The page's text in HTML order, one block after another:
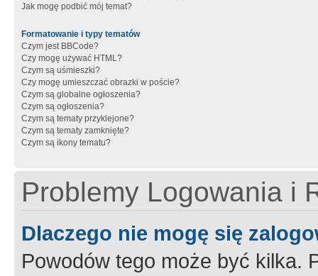
Jak mogę podbić mój temat?
Formatowanie i typy tematów
Czym jest BBCode?
Czy mogę używać HTML?
Czym są uśmieszki?
Czy mogę umieszczać obrazki w poście?
Czym są globalne ogłoszenia?
Czym są ogłoszenia?
Czym są tematy przyklejone?
Czym są tematy zamknięte?
Czym są ikony tematu?
Problemy Logowania i
Dlaczego nie mogę się
Powodów tego może być kilka.